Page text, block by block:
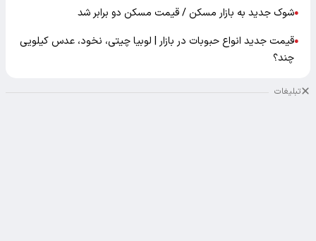
●شوک جدید به بازار مسکن / قیمت مسکن دو برابر شد
●قیمت جدید انواع حبوبات در بازار | لوبیا چیتی، نخود، عدس کیلویی
چند؟
تبلیغات